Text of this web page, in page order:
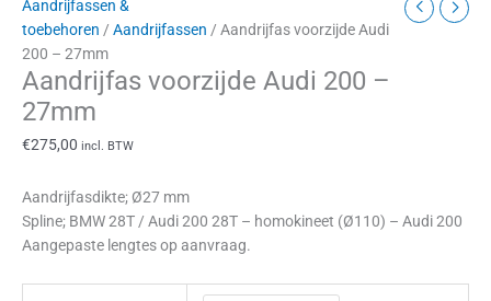
Aandrijfassen &
toebehoren / Aandrijfassen / Aandrijfas voorzijde Audi
200 – 27mm
Aandrijfas voorzijde Audi 200 –
27mm
€275,00 incl. BTW
Aandrijfasdikte; Ø27 mm
Spline; BMW 28T / Audi 200 28T – homokineet (Ø110) – Audi 200
Aangepaste lengtes op aanvraag.